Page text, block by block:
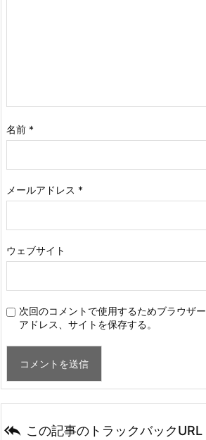
名前 *
メールアドレス *
ウェブサイト
次回のコメントで使用するためブラウザ
アドレス、サイトを保存する。
 この記事のトラックバックURL